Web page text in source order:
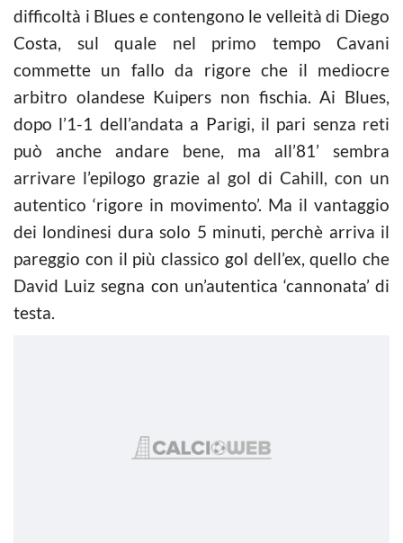
difficoltà i Blues e contengono le velleità di Diego
Costa, sul quale nel primo tempo Cavani
commette un fallo da rigore che il mediocre
arbitro olandese Kuipers non fischia. Ai Blues,
dopo l’1-1 dell’andata a Parigi, il pari senza reti
può anche andare bene, ma all’81’ sembra
arrivare l’epilogo grazie al gol di Cahill, con un
autentico ‘rigore in movimento’. Ma il vantaggio
dei londinesi dura solo 5 minuti, perchè arriva il
pareggio con il più classico gol dell’ex, quello che
David Luiz segna con un’autentica ‘cannonata’ di
testa.